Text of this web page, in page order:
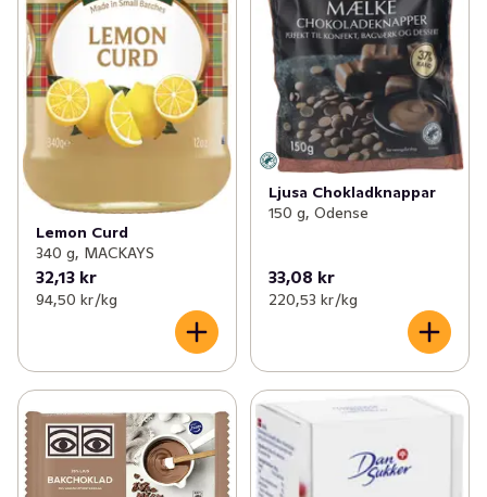
Lemon Curd
340 g, MACKAYS
32,13 kr
94,50 kr /kg
Ljusa Chokladknappar
150 g, Odense
33,08 kr
220,53 kr /kg